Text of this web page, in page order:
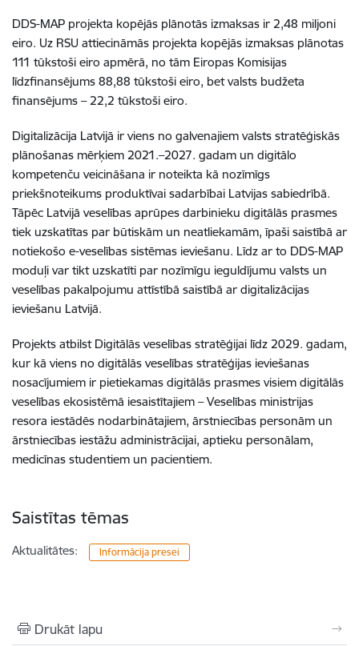
DDS-MAP projekta kopējās plānotās izmaksas ir 2,48 miljoni
eiro. Uz RSU attiecināmās projekta kopējās izmaksas plānotas
111 tūkstoši eiro apmērā, no tām Eiropas Komisijas
līdzfinansējums 88,88 tūkstoši eiro, bet valsts budžeta
finansējums – 22,2 tūkstoši eiro.
Digitalizācija Latvijā ir viens no galvenajiem valsts stratēģiskās
plānošanas mērķiem 2021.–2027. gadam un digitālo
kompetenču veicināšana ir noteikta kā nozīmīgs
priekšnoteikums produktīvai sadarbībai Latvijas sabiedrībā.
Tāpēc Latvijā veselības aprūpes darbinieku digitālās prasmes
tiek uzskatītas par būtiskām un neatliekamām, īpaši saistībā ar
notiekošo e-veselības sistēmas ieviešanu. Līdz ar to DDS-MAP
moduļi var tikt uzskatīti par nozīmīgu ieguldījumu valsts un
veselības pakalpojumu attīstībā saistībā ar digitalizācijas
ieviešanu Latvijā.
Projekts atbilst Digitālās veselības stratēģijai līdz 2029. gadam,
kur kā viens no digitālās veselības stratēģijas ieviešanas
nosacījumiem ir pietiekamas digitālās prasmes visiem digitālās
veselības ekosistēmā iesaistītajiem – Veselības ministrijas
resora iestādēs nodarbinātajiem, ārstniecības personām un
ārstniecības iestāžu administrācijai, aptieku personālam,
medicīnas studentiem un pacientiem.
Saistītas tēmas
Aktualitātes: Informācija presei
Drukāt lapu